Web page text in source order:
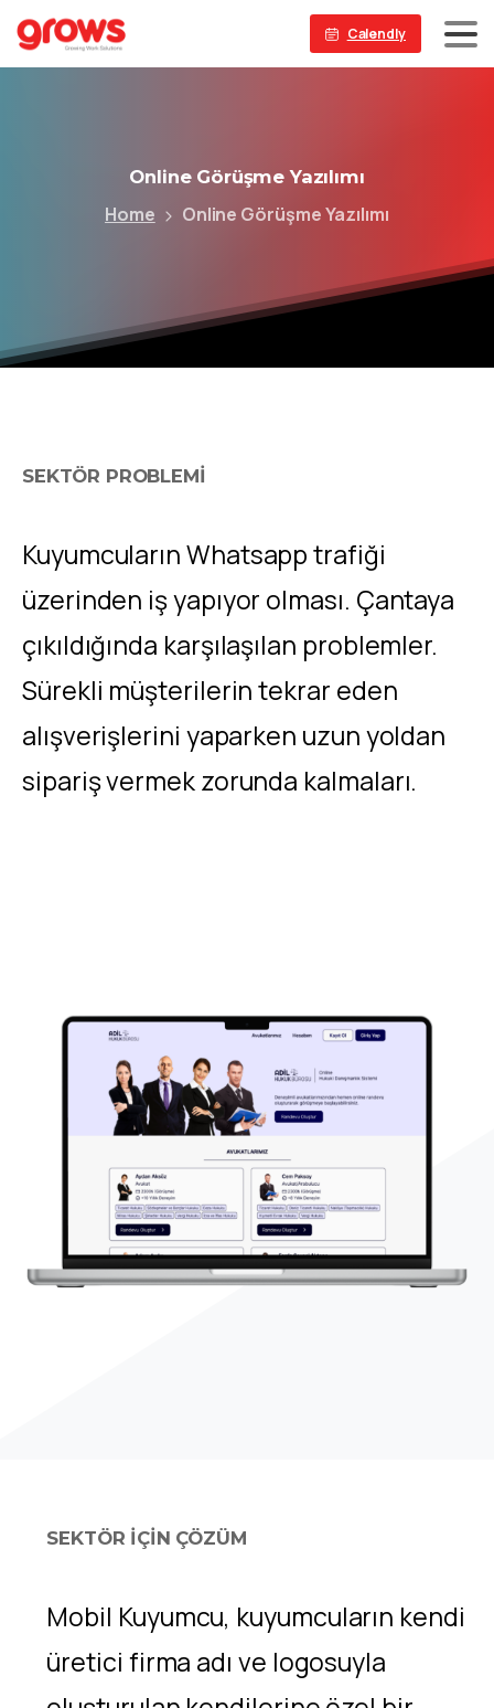
Calendly
Online Görüşme Yazılımı
Home Online Görüşme Yazılımı
SEKTÖR PROBLEMİ
Kuyumcuların Whatsapp trafiği
üzerinden iş yapıyor olması. Çantaya
çıkıldığında karşılaşılan problemler.
Sürekli müşterilerin tekrar eden
alışverişlerini yaparken uzun yoldan
sipariş vermek zorunda kalmaları.
SEKTÖR İÇİN ÇÖZÜM
Mobil Kuyumcu, kuyumcuların kendi
üretici firma adı ve logosuyla